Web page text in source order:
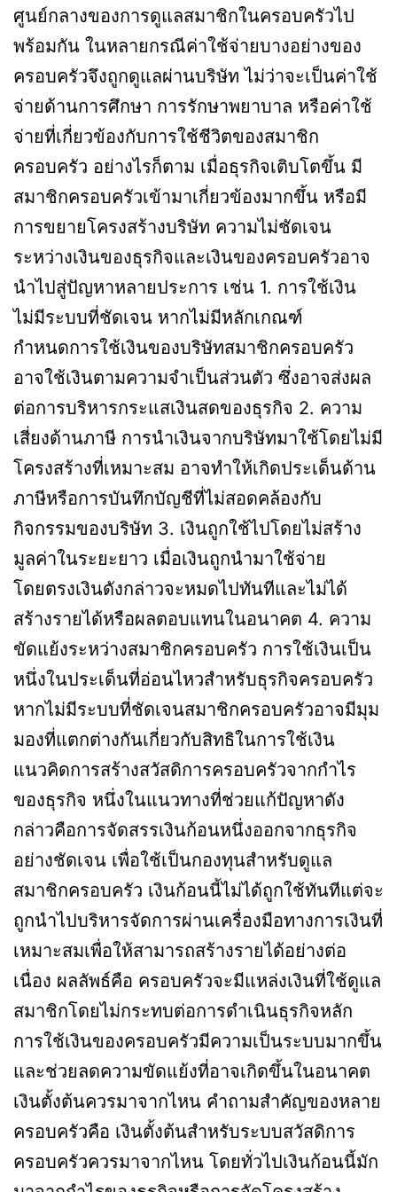
ศูนย์กลางของการดูแลสมาชิกในครอบครัวไป
พร้อมกัน ในหลายกรณีค่าใช้จ่ายบางอย่างของ
ครอบครัวจึงถูกดูแลผ่านบริษัท ไม่ว่าจะเป็นค่าใช้
จ่ายด้านการศึกษา การรักษาพยาบาล หรือค่าใช้
จ่ายที่เกี่ยวข้องกับการใช้ชีวิตของสมาชิก
ครอบครัว อย่างไรก็ตาม เมื่อธุรกิจเติบโตขึ้น มี
สมาชิกครอบครัวเข้ามาเกี่ยวข้องมากขึ้น หรือมี
การขยายโครงสร้างบริษัท ความไม่ชัดเจน
ระหว่างเงินของธุรกิจและเงินของครอบครัวอาจ
นำไปสู่ปัญหาหลายประการ เช่น 1. การใช้เงิน
ไม่มีระบบที่ชัดเจน หากไม่มีหลักเกณฑ์
กำหนดการใช้เงินของบริษัทสมาชิกครอบครัว
อาจใช้เงินตามความจำเป็นส่วนตัว ซึ่งอาจส่งผล
ต่อการบริหารกระแสเงินสดของธุรกิจ 2. ความ
เสี่ยงด้านภาษี การนำเงินจากบริษัทมาใช้โดยไม่มี
โครงสร้างที่เหมาะสม อาจทำให้เกิดประเด็นด้าน
ภาษีหรือการบันทึกบัญชีที่ไม่สอดคล้องกับ
กิจกรรมของบริษัท 3. เงินถูกใช้ไปโดยไม่สร้าง
มูลค่าในระยะยาว เมื่อเงินถูกนำมาใช้จ่าย
โดยตรงเงินดังกล่าวจะหมดไปทันทีและไม่ได้
สร้างรายได้หรือผลตอบแทนในอนาคต 4. ความ
ขัดแย้งระหว่างสมาชิกครอบครัว การใช้เงินเป็น
หนึ่งในประเด็นที่อ่อนไหวสำหรับธุรกิจครอบครัว
หากไม่มีระบบที่ชัดเจนสมาชิกครอบครัวอาจมีมุม
มองที่แตกต่างกันเกี่ยวกับสิทธิในการใช้เงิน
แนวคิดการสร้างสวัสดิการครอบครัวจากกำไร
ของธุรกิจ หนึ่งในแนวทางที่ช่วยแก้ปัญหาดัง
กล่าวคือการจัดสรรเงินก้อนหนึ่งออกจากธุรกิจ
อย่างชัดเจน เพื่อใช้เป็นกองทุนสำหรับดูแล
สมาชิกครอบครัว เงินก้อนนี้ไม่ได้ถูกใช้ทันทีแต่จะ
ถูกนำไปบริหารจัดการผ่านเครื่องมือทางการเงินที่
เหมาะสมเพื่อให้สามารถสร้างรายได้อย่างต่อ
เนื่อง ผลลัพธ์คือ ครอบครัวจะมีแหล่งเงินที่ใช้ดูแล
สมาชิกโดยไม่กระทบต่อการดำเนินธุรกิจหลัก
การใช้เงินของครอบครัวมีความเป็นระบบมากขึ้น
และช่วยลดความขัดแย้งที่อาจเกิดขึ้นในอนาคต
เงินตั้งต้นควรมาจากไหน คำถามสำคัญของหลาย
ครอบครัวคือ เงินตั้งต้นสำหรับระบบสวัสดิการ
ครอบครัวควรมาจากไหน โดยทั่วไปเงินก้อนนี้มัก